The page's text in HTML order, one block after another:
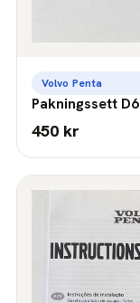
Volvo Penta
Pakningssett D6
450 kr